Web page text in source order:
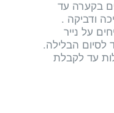
בקערה עד
ודביקה .
על נייר
לסיום הבלילה.
בחום של 180 מעלות עד לקבלת